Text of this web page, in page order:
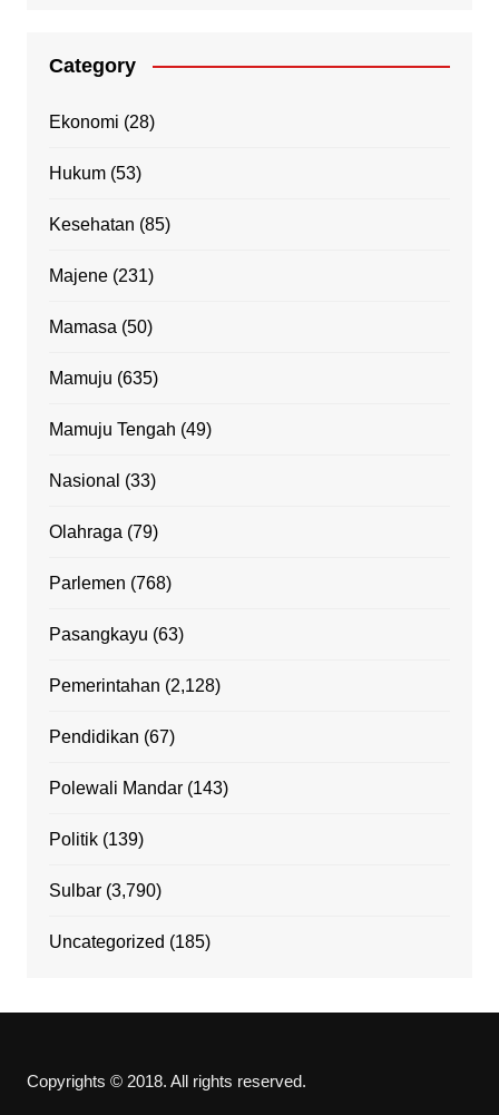
Category
Ekonomi (28)
Hukum(53)
Kesehatan (85)
Majene(231)
Mamasa (50)
Mamuju (635)
Mamuju Tengah (49)
Nasional (33)
Olahraga (79)
Parlemen (768)
Pasangkayu (63)
Pemerintahan (2,128)
Pendidikan (67)
Polewali Mandar(143)
Politik(139)
Sulbar(3,790)
Uncategorized (185)
Copyrights © 2018. All rights reserved.